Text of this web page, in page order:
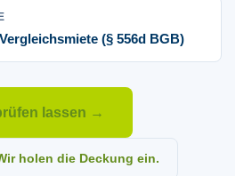
(§ 556d BGB)
lassen →
holen die Deckung ein.